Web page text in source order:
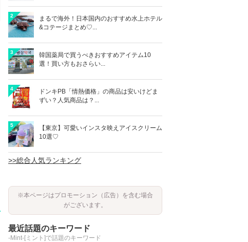
2
まるで海外！日本国内のおすすめ水上ホテル
&コテージまとめ♡...
3
韓国薬局で買うべきおすすめアイテム10
選！買い方もおさらい...
4
ドンキPB「情熱価格」の商品は安いけどま
ずい？人気商品は？...
5
【東京】可愛いインスタ映えアイスクリーム
10選♡
>>総合人気ランキング
※本ページはプロモーション（広告）を含む場合
がございます。
最近話題のキーワード
-Mint-[ミント]で話題のキーワード